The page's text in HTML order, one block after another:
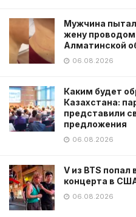
Мужчина
жену проводом
Алматинской
06.08.2026
Каким будет
Казахстана:
представили
предложения
06.08.2026
V из BTS попал
концерта в
06.08.2026